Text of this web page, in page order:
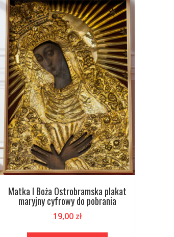
Matka I Boża Ostrobramska plakat
maryjny cyfrowy do pobrania
19,00 zł